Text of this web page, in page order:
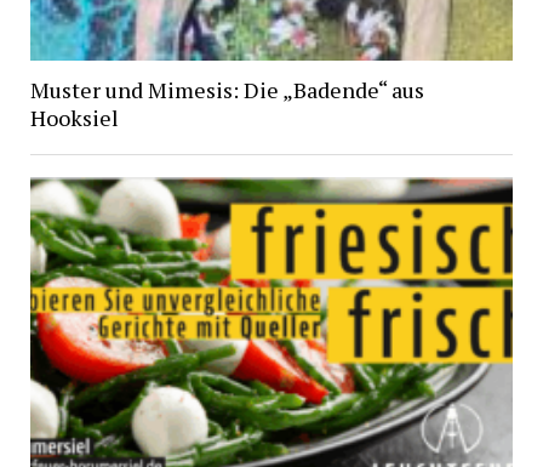
Muster und Mimesis: Die „Badende“ aus
Hooksiel